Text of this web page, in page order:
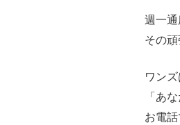
週一
その
ワン
「あ
お電